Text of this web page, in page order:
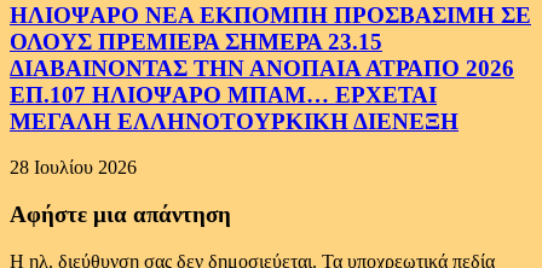
ΗΛΙΟΨΑΡΟ ΝΕΑ ΕΚΠΟΜΠΗ ΠΡΟΣΒΑΣΙΜΗ ΣΕ
ΟΛΟΥΣ ΠΡΕΜΙΕΡΑ ΣΗΜΕΡΑ 23.15
ΔΙΑΒΑΙΝΟΝΤΑΣ ΤΗΝ ΑΝΟΠΑΙΑ ΑΤΡΑΠΟ 2026
ΕΠ.107 ΗΛΙΟΨΑΡΟ ΜΠΑΜ… ΕΡΧΕΤΑΙ
ΜΕΓΑΛΗ ΕΛΛΗΝΟΤΟΥΡΚΙΚΗ ΔΙΕΝΕΞΗ
28 Ιουλίου 2026
Αφήστε μια απάντηση
Η ηλ. διεύθυνση σας δεν δημοσιεύεται. Τα υποχρεωτικά πεδία